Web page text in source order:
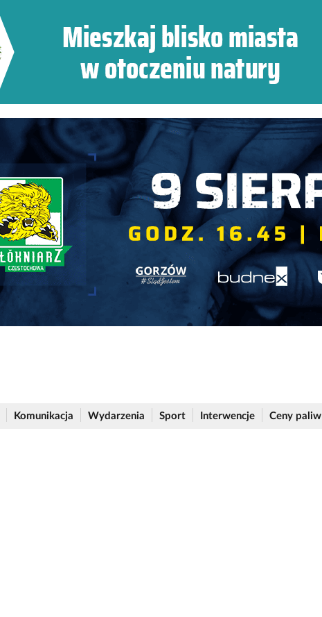
Komunikacja Wydarzenia Sport Interwencje Ceny paliw